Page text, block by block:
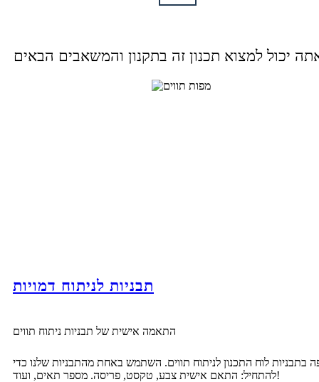
תבניות לניתוח דמויות
התאמה אישית של תבניות ניתוח תווים
בתבניות לוח התכנון לניתוח תווים. השתמש באחת מהתבניות שלנו כדי
להתחיל: התאם אישית צבע, טקסט, פריסה. מספר תאים, ועוד!